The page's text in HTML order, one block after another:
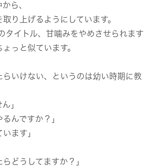
ら、
り上げるようにしています。
タイトル、甘噛みをやめさせられます
っと似ています。
らいけない、というのは幼い時期に教
」
るんですか？」
ます」
らどうしてますか？」